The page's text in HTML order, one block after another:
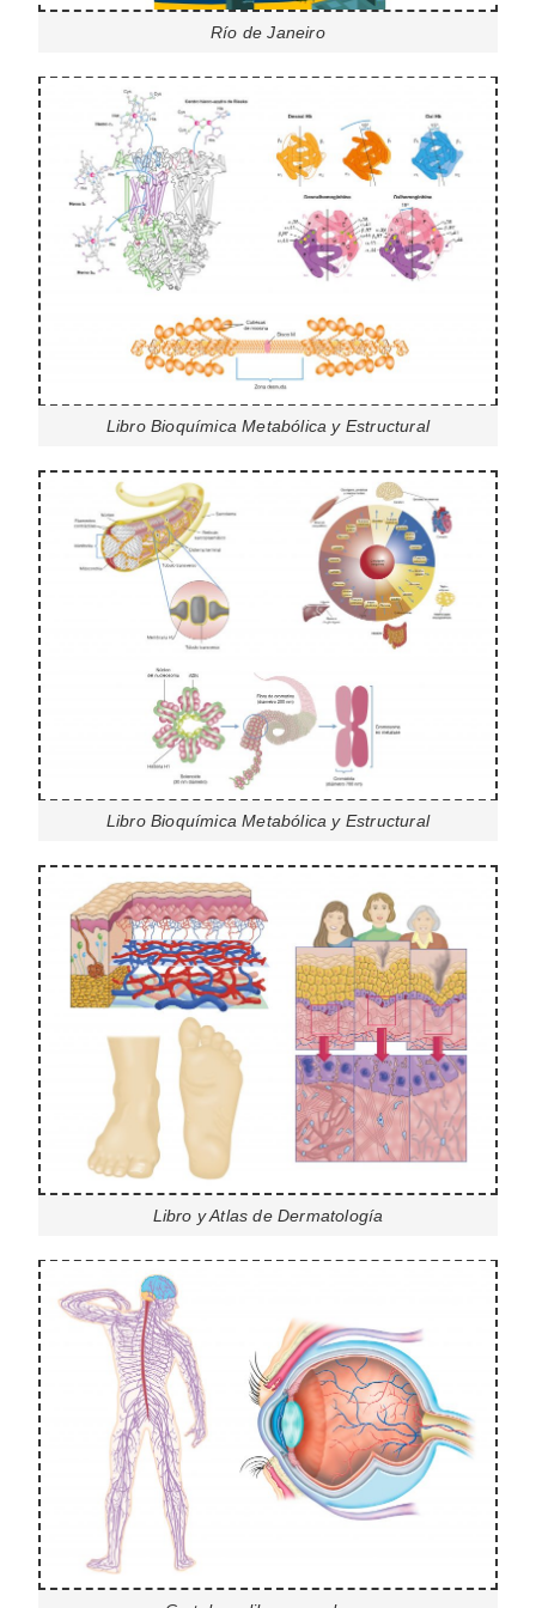
Río de Janeiro
Libro Bioquímica Metabólica y Estructural
Libro Bioquímica Metabólica y Estructural
Libro y Atlas de Dermatología